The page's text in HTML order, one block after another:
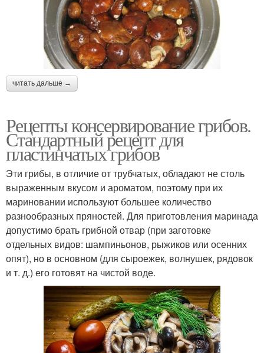
читать дальше →
Рецепты консервирование грибов.
Стандартный рецепт для
пластинчатых грибов
Эти грибы, в отличие от трубчатых, обладают не столь
выраженным вкусом и ароматом, поэтому при их
мариновании используют большее количество
разнообразных пряностей. Для приготовления маринада
допустимо брать грибной отвар (при заготовке
отдельных видов: шампиньонов, рыжиков или осенних
опят), но в основном (для сыроежек, волнушек, рядовок
и т. д.) его готовят на чистой воде.